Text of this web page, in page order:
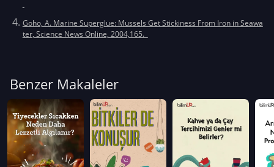
Goho, A. Marine Superglue: Mussels Get Stickiness From Iron in Seawa
ter, Science News Online, 2004,165.
Benzer Makaleler